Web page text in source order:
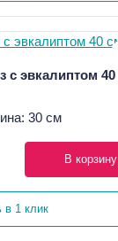
с эвкалиптом 40
30 см
В корзину
в 1 клик